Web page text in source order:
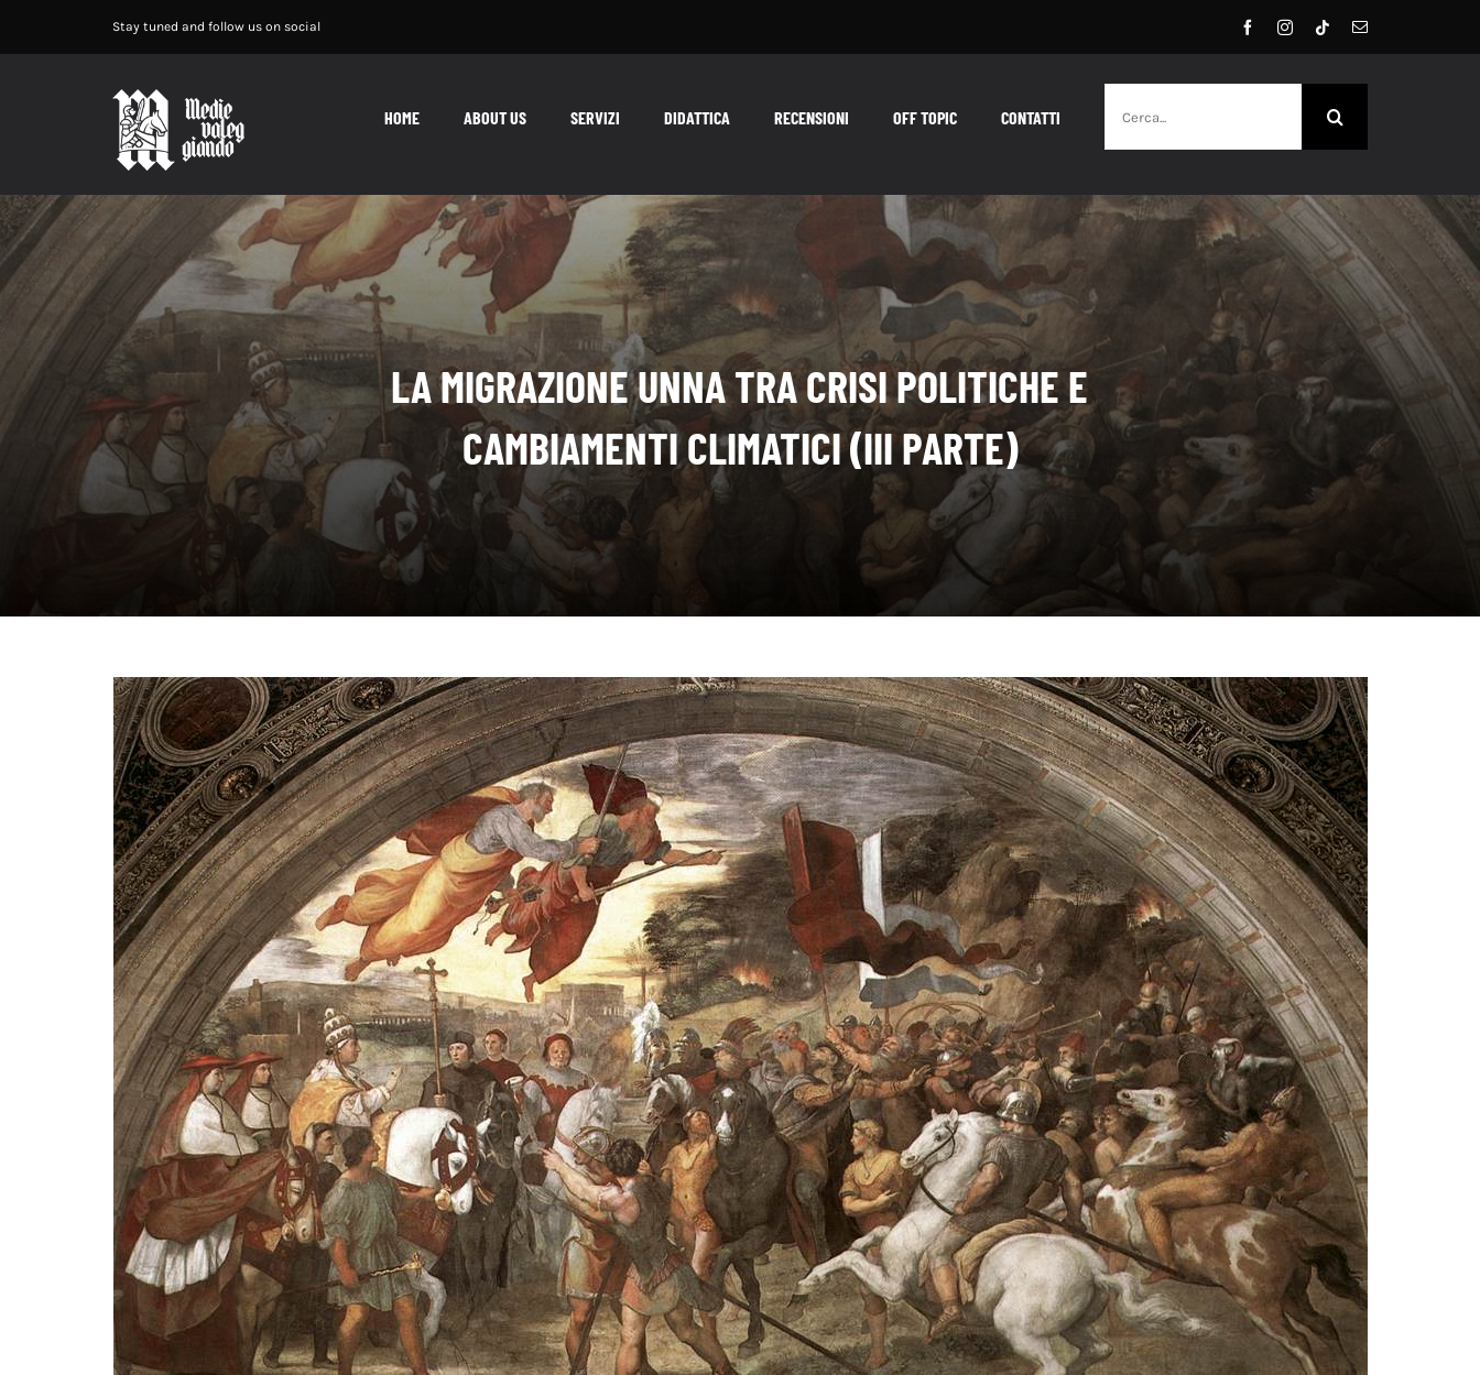
Stay tuned and follow us on social
HOME ABOUT US SERVIZI DIDATTICA RECENSIONI OFF TOPIC CONTATTI
per:
LA MIGRAZIONE UNNA TRA CRISI POLITICHE E
CAMBIAMENTI CLIMATICI (III PARTE)